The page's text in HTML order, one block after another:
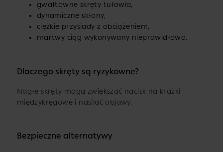
gwałtowne skręty tułowia,
dynamiczne skłony,
ciężkie przysiady z obciążeniem,
martwy ciąg wykonywany nieprawidłowo.
Dlaczego skręty są ryzykowne?
Nagłe skręty mogą zwiększać nacisk na krążki
międzykręgowe i nasilać objawy.
Bezpieczne alternatywy